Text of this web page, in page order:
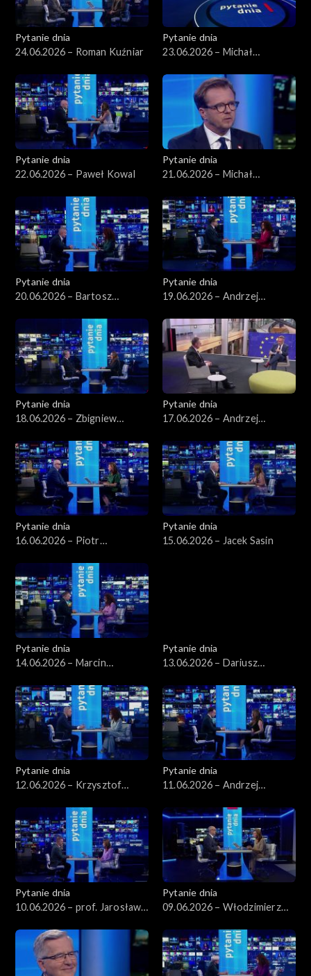
Pytanie dnia
24.06.2026 – Roman Kuźniar
Pytanie dnia
23.06.2026 – Michał
Pytanie dnia
22.06.2026 – Paweł Kowal
Pytanie dnia
21.06.2026 – Michał
Pytanie dnia
20.06.2026 – Bartosz
Pytanie dnia
19.06.2026 – Andrzej
Pytanie dnia
18.06.2026 – Zbigniew
Pytanie dnia
17.06.2026 – Andrzej
Pytanie dnia
16.06.2026 – Piotr
Pytanie dnia
15.06.2026 – Jacek Sasin
Pytanie dnia
14.06.2026 – Marcin
Pytanie dnia
13.06.2026 – Dariusz
Pytanie dnia
12.06.2026 – Krzysztof
Pytanie dnia
11.06.2026 – Andrzej
Pytanie dnia
10.06.2026 – prof. Jarosław
Pytanie dnia
09.06.2026 – Włodzimierz